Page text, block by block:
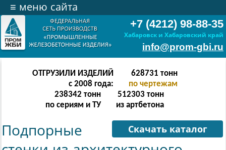
+7 (4212) 98-88-35
Хабаровск и Хабаровский край
info@prom-gbi.ru
≡ меню сайта
ОТГРУЗИЛИ ИЗДЕЛИЙ
с 2008 года:
628731 тонн
по чертежам
238342 тонн
по сериям и ТУ
512303 тонн
из артбетона
Скачать каталог
Подпорные